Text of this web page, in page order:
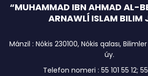
“MUHAMMAD IBN AHMAD AL-
ARNAWLĺ ISLAM BILIM
Mánzil : Nókis 230100, Nókis qalası,
úy.
Telefon nomeri : 55 101 55 12; 55